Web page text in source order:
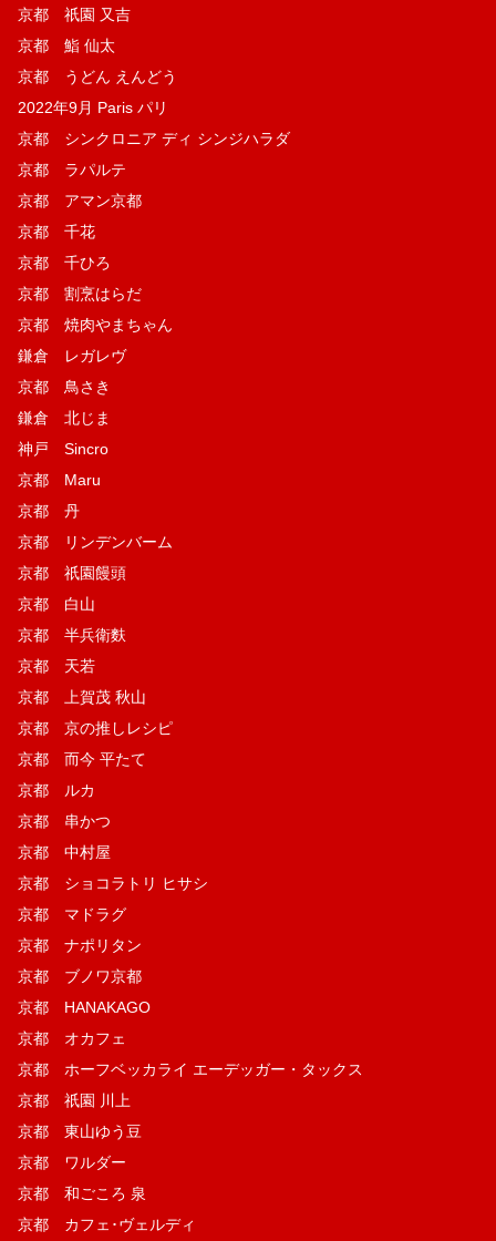
京都 祇園 又吉
京都 鮨 仙太
京都 うどん えんどう
2022年9月 Paris パリ
京都 シンクロニア ディ シンジハラダ
京都 ラパルテ
京都 アマン京都
京都 千花
京都 千ひろ
京都 割烹はらだ
京都 焼肉やまちゃん
鎌倉 レガレヴ
京都 鳥さき
鎌倉 北じま
神戸 Sincro
京都 Maru
京都 丹
京都 リンデンバーム
京都 祇園饅頭
京都 白山
京都 半兵衛麩
京都 天若
京都 上賀茂 秋山
京都 京の推しレシピ
京都 而今 平たて
京都 ルカ
京都 串かつ
京都 中村屋
京都 ショコラトリ ヒサシ
京都 マドラグ
京都 ナポリタン
京都 ブノワ京都
京都 HANAKAGO
京都 オカフェ
京都 ホーフベッカライ エーデッガー・タックス
京都 祇園 川上
京都 東山ゆう豆
京都 ワルダー
京都 和ごころ 泉
京都 カフェ･ヴェルディ